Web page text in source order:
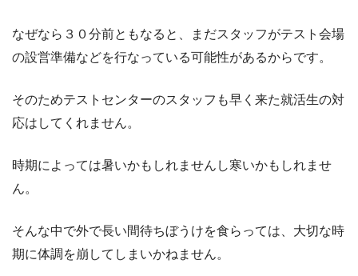
なぜなら３０分前ともなると、まだスタッフがテスト会場
の設営準備などを行なっている可能性があるからです。
そのためテストセンターのスタッフも早く来た就活生の対
応はしてくれません。
時期によっては暑いかもしれませんし寒いかもしれませ
ん。
そんな中で外で長い間待ちぼうけを食らっては、大切な時
期に体調を崩してしまいかねません。